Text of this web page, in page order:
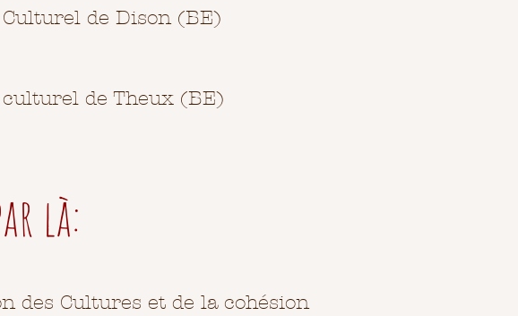
de Dison (BE)
de Theux (BE)
là:
des Cultures et de la cohésion